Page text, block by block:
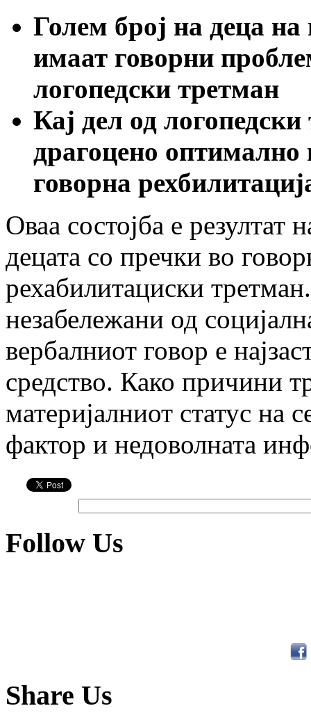
Голем број на деца
имаат говорни
логопедски третман
Кај дел од
драгоцено оптимално
говорна
Оваа состојба е резултат
децата со пречки во
рехабилитациски
незабележани од
вербалниот говор е
средство. Како причини
материјалниот статус на
фактор и недоволната
Follow Us
Share Us